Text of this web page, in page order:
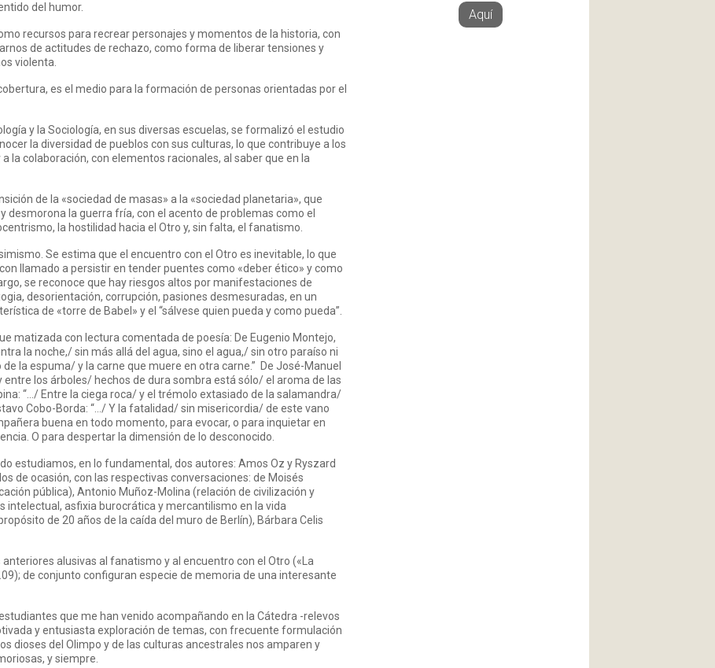
del humor.
recursos para recrear personajes y momentos de la historia, con
de actitudes de rechazo, como forma de liberar tensiones y
violenta.
es el medio para la formación de personas orientadas por el
y la Sociología, en sus diversas escuelas, se formalizó el estudio
la diversidad de pueblos con sus culturas, lo que contribuye a los
la colaboración, con elementos racionales, al saber que en la
de la «sociedad de masas» a la «sociedad planetaria», que
desmorona la guerra fría, con el acento de problemas como el
la hostilidad hacia el Otro y, sin falta, el fanatismo.
Se estima que el encuentro con el Otro es inevitable, lo que
llamado a persistir en tender puentes como «deber ético» y como
se reconoce que hay riesgos altos por manifestaciones de
desorientación, corrupción, pasiones desmesuradas, en un
de «torre de Babel» y el “sálvese quien pueda y como pueda”.
matizada con lectura comentada de poesía: De Eugenio Montejo,
la noche,/ sin más allá del agua, sino el agua,/ sin otro paraíso ni
la espuma/ y la carne que muere en otra carne.” De José-Manuel
entre los árboles/ hechos de dura sombra está sólo/ el aroma de las
“…/ Entre la ciega roca/ y el trémolo extasiado de la salamandra/
Cobo-Borda: “…/ Y la fatalidad/ sin misericordia/ de este vano
buena en todo momento, para evocar, o para inquietar en
O para despertar la dimensión de lo desconocido.
estudiamos, en lo fundamental, dos autores: Amos Oz y Ryszard
de ocasión, con las respectivas conversaciones: de Moisés
pública), Antonio Muñoz-Molina (relación de civilización y
intelectual, asfixia burocrática y mercantilismo en la vida
de 20 años de la caída del muro de Berlín), Bárbara Celis
alusivas al fanatismo y al encuentro con el Otro («La
de conjunto configuran especie de memoria de una interesante
que me han venido acompañando en la Cátedra -relevos
y entusiasta exploración de temas, con frecuente formulación
dioses del Olimpo y de las culturas ancestrales nos amparen y
y siempre.
Aquí